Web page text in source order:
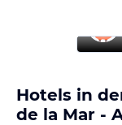
Hotels in
de la Mar -